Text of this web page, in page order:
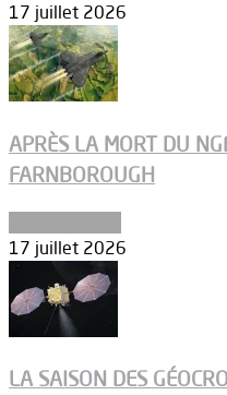
17 juillet 2026
APRÈS LA MORT DU
FARNBOROUGH
17 juillet 2026
LA SAISON DES